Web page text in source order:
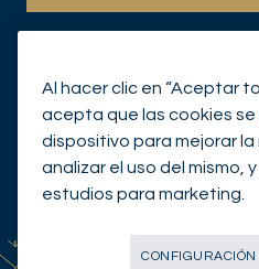
© Mirabaud
Al hacer clic en “Aceptar
acepta que las cookies se
dispositivo para mejorar la
analizar el uso del mismo,
estudios para marketing.
CONFIGURACIÓN